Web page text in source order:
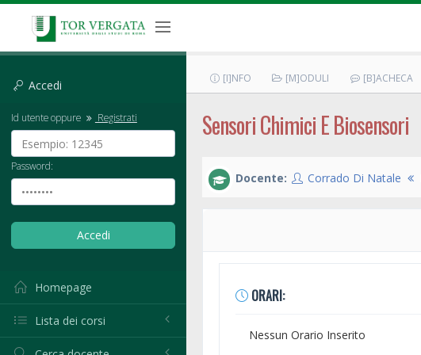
Accedi
Id utente oppure Registrati
Password:
Homepage
Lista dei corsi
[I]NFO [M]ODULI [B]ACHECA
Sensori Chimici E Biosensori
Docente: Corrado Di Natale
ORARI:
Nessun Orario Inserito